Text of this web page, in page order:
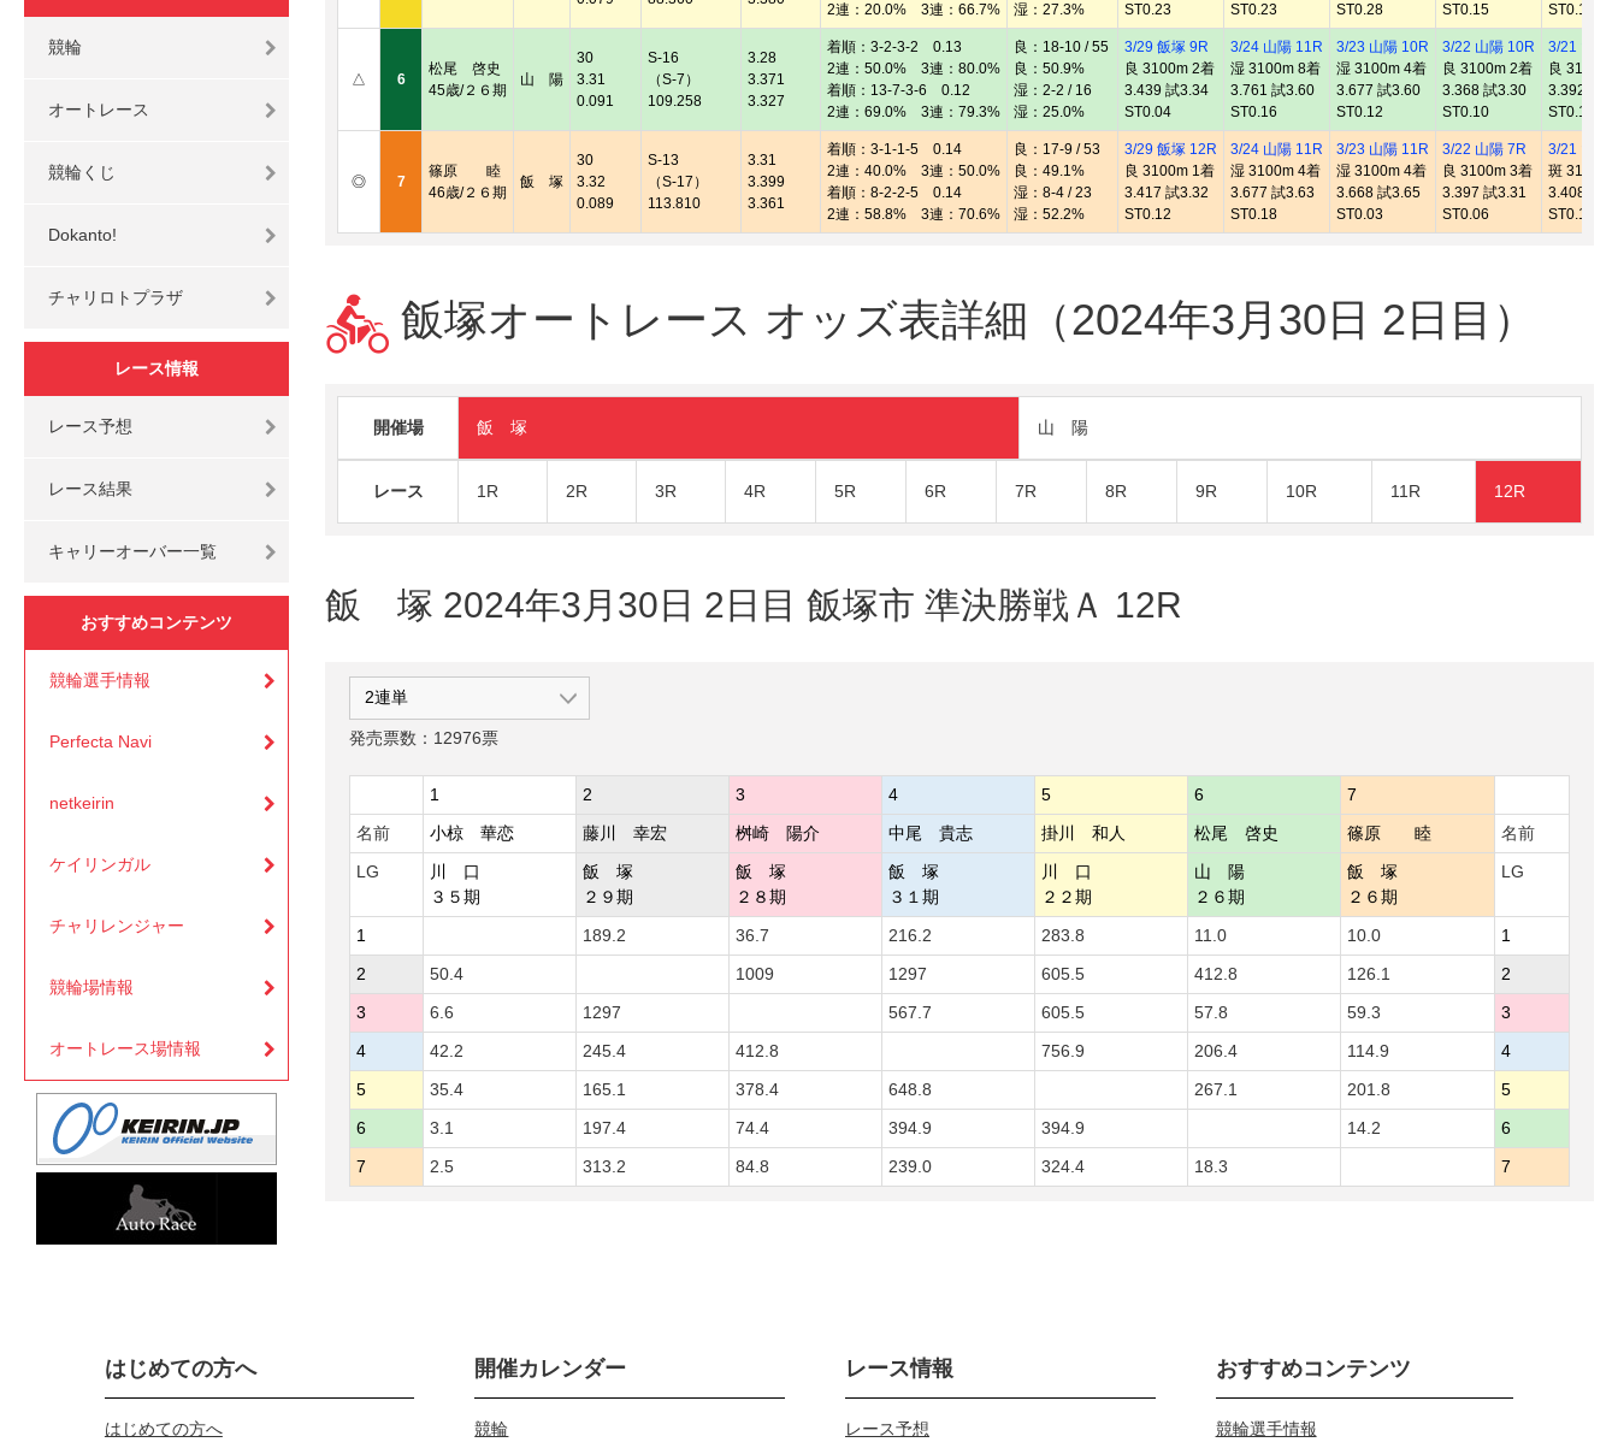
競輪
オートレース
競輪くじ
Dokanto!
チャリロトプラザ
レース情報
レース予想
レース結果
キャリーオーバー一覧
おすすめコンテンツ
競輪選手情報
Perfecta Navi
netkeirin
ケイリンガル
チャリレンジャー
競輪場情報
オートレース場情報
2連：20.0% 3連：66.7%
湿：27.3%
ST0.23
ST0.23
ST0.28
ST0.15
ST0.14
△ 6
松尾 啓史
45歳/２６期
山 陽
30
3.31
0.091
S-16
（S-7）
109.258
3.28
3.371
3.327
着順：3-2-3-2 0.13
2連：50.0% 3連：80.0%
着順：13-7-3-6 0.12
2連：69.0% 3連：79.3%
良：18-10 / 55
良：50.9%
湿：2-2 / 16
湿：25.0%
3/29 飯塚 9R
良 3100m 2着
3.439 試3.34
ST0.04
3/24 山陽 11R
湿 3100m 8着
3.761 試3.60
ST0.16
3/23 山陽 10R
湿 3100m 4着
3.677 試3.60
ST0.12
3/22 山陽 10R
良 3100m 2着
3.368 試3.30
ST0.10
3/21 山陽
良 3100m
3.392 試
ST0.10
◎ 7
篠原 睦
46歳/２６期
飯 塚
30
3.32
0.089
S-13
（S-17）
113.810
3.31
3.399
3.361
着順：3-1-1-5 0.14
2連：40.0% 3連：50.0%
着順：8-2-2-5 0.14
2連：58.8% 3連：70.6%
良：17-9 / 53
良：49.1%
湿：8-4 / 23
湿：52.2%
3/29 飯塚 12R
良 3100m 1着
3.417 試3.32
ST0.12
3/24 山陽 11R
湿 3100m 4着
3.677 試3.63
ST0.18
3/23 山陽 11R
湿 3100m 4着
3.668 試3.65
ST0.03
3/22 山陽 7R
良 3100m 3着
3.397 試3.31
ST0.06
3/21 山陽
斑 3100m
3.408 試
ST0.15
飯塚オートレース オッズ表詳細（2024年3月30日 2日目）
開催場 飯 塚 山 陽
レース 1R 2R 3R 4R 5R 6R 7R 8R 9R 10R 11R 12R
飯 塚 2024年3月30日 2日目 飯塚市 準決勝戦Ａ 12R
発売票数：12976票
1 2 3 4 5 6
7
名前
小椋 華恋 藤川 幸宏 桝崎 陽介 中尾 貴志 掛川 和人 松尾 啓史 篠原 睦
名前
LG
川 口
３５期
飯 塚
２９期
飯 塚
２８期
飯 塚
３１期
川 口
２２期
山 陽
２６期
飯 塚
２６期
LG
1 189.2 36.7 216.2 283.8 11.0 10.0
1
2
50.4 1009 1297 605.5 412.8 126.1
2
3
6.6 1297 567.7 605.5 57.8 59.3
3
4
42.2 245.4 412.8 756.9 206.4 114.9
4
5
35.4 165.1 378.4 648.8 267.1 201.8
5
6
3.1 197.4 74.4 394.9 394.9 14.2
6
7
2.5 313.2 84.8 239.0 324.4 18.3 7
はじめての方へ
はじめての方へ
開催カレンダー
競輪
レース情報
レース予想
おすすめコンテンツ
競輪選手情報